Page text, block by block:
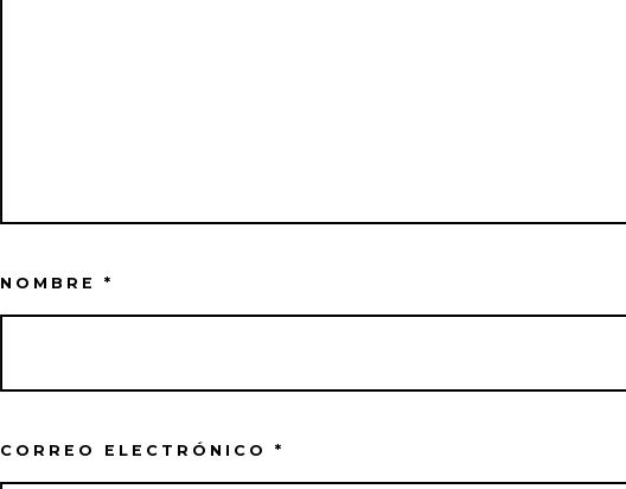
NOMBRE *
CORREO ELECTRÓNICO *